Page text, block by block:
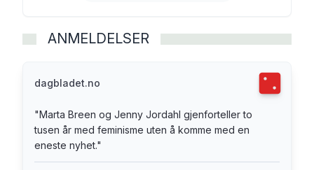
heisatur gjennom patriarkatets kulturhistorie.
hvordan menn fra Aristoteles til Woody Allen har
beskrevet verden gjennom sitt mannlige blikk. De
viser hvordan historiens kvinner har kjempet imot
undertrykkelsen – og kårer tidenes verste sexist.
Bli med på å knuse patriarkatet en gang for alle!
ANMELDELSER
dagbladet.no
"Marta Breen og Jenny Jordahl gjenforteller to
tusen år med feminisme uten å komme med en
eneste nyhet."